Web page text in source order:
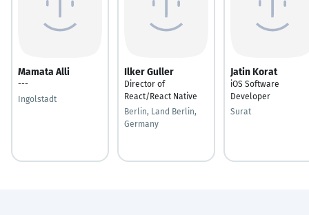
Mamata Alli
---
Ingolstadt
Ilker Guller
Director of
React/React Native
Berlin, Land Berlin,
Germany
Jatin Korat
iOS Software
Developer
Surat